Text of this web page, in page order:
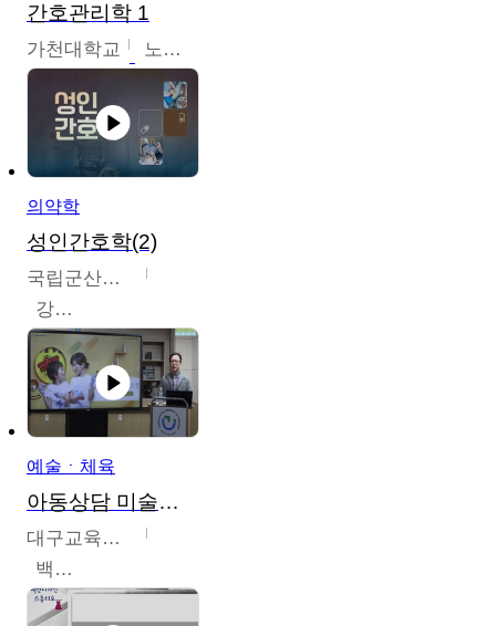
간호관리학 1
가천대학교 노원정
의약학
성인간호학(2)
국립군산대학교
강경아
예술ㆍ체육
아동상담 미술치료
대구교육대학교
백중열